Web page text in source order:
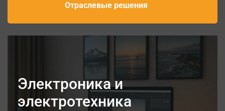
Отраслевые решения
Электроника и
электротехника